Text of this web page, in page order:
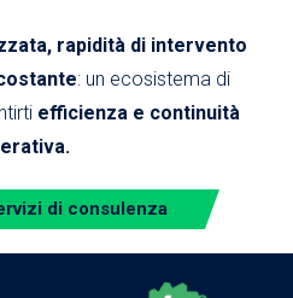
rapidità di intervento
: un ecosistema di
efficienza e continuità
di consulenza